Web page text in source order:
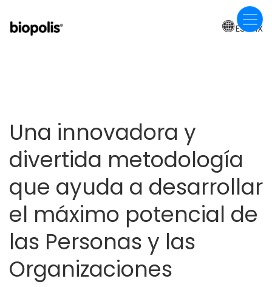
main
ES-MX
Una innovadora y
divertida metodología
que ayuda a desarrollar
el máximo potencial de
las Personas y las
Organizaciones